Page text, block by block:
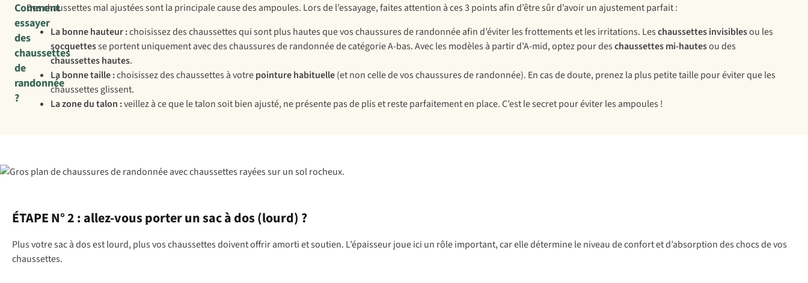
Comment
essayer
des
chaussettes
de
randonnée
?
Des chaussettes mal ajustées sont la principale cause des ampoules. Lors de l’essayage, faites attention à ces 3 points afin d’être sûr d’avoir un ajustement parfait :
La bonne hauteur :choisissez des chaussettes qui sont plus hautes que vos chaussures de randonnée afin d’éviter les frottements et les irritations. Leschaussettes invisiblesou les
socquettesse portent uniquement avec des chaussures de randonnée de catégorie A-bas. Avec les modèles à partir d’A-mid, optez pour deschaussettes mi-hautesou des
chaussettes hautes.
La bonne taille :choisissez des chaussettes à votrepointure habituelle(et non celle de vos chaussures de randonnée). En cas de doute, prenez la plus petite taille pour éviter que les
chaussettes glissent.
La zone du talon :veillez à ce que le talon soit bien ajusté, ne présente pas de plis et reste parfaitement en place. C’est le secret pour éviter les ampoules !
ÉTAPE N° 2 : allez-vous porter un sac à dos (lourd) ?
Plus votre sac à dos est lourd, plus vos chaussettes doivent offrir amorti et soutien. L’épaisseur joue ici un rôle important, car elle détermine le niveau de confort et d’absorption des chocs de vos
chaussettes.